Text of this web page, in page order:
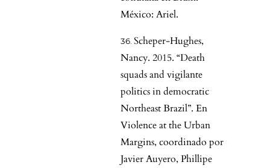
México: Ariel.
Scheper-Hughes,
Nancy. 2015. “Death
squads and vigilante
politics in democratic
Northeast Brazil”. En
Violence at the Urban
Margins, coordinado por
Javier Auyero, Phillipe